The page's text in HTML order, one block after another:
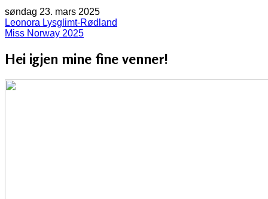
søndag 23. mars 2025
Leonora Lysglimt-Rødland
Miss Norway 2025
Hei igjen mine fine venner!